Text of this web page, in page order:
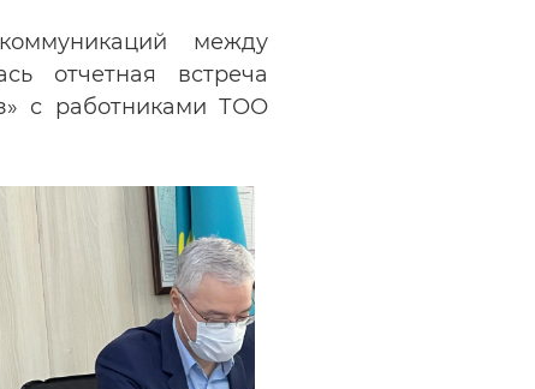
между
отчетная встреча
с работниками ТОО